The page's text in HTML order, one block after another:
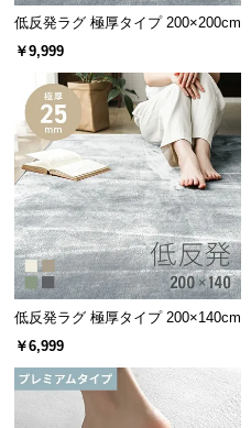
o.,
低反発ラグ 極厚タイプ 200×200cm
￥9,999
低反発ラグ 極厚タイプ 200×140cm
￥6,999